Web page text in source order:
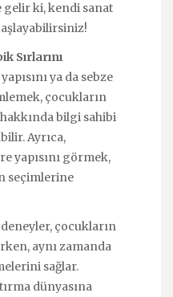
gelir ki, kendi sanat
Sırlarını
ya da sebze
çocukların
bilgi sahibi
Ayrıca,
yapısını görmek,
seçimlerine
çocukların
aynı zamanda
sağlar.
dünyasına